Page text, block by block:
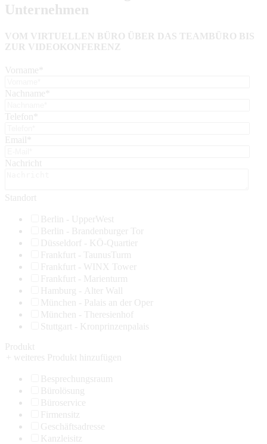
Unternehmen
VOM VIRTUELLEN BÜRO ÜBER DAS TEAMBÜRO BIS
ZUR VIDEOKONFERENZ
Vorname
Nachname
Telefon
Email
Nachricht
Standort
Berlin - UpperWest
Berlin - Brandenburger Tor
Düsseldorf - KÖ-Quartier
Frankfurt - TaunusTurm
Frankfurt - WINX Tower
Frankfurt - Marienturm
Hamburg - Alter Wall
München - Palais an der Oper
München - Theresienhof
Stuttgart - Kronprinzenpalais
Produkt
+ weiteres Produkt hinzufügen
Besprechungsraum
Bürolösung
Büroservice
Firmensitz
Geschäftsadresse
Kanzleisitz